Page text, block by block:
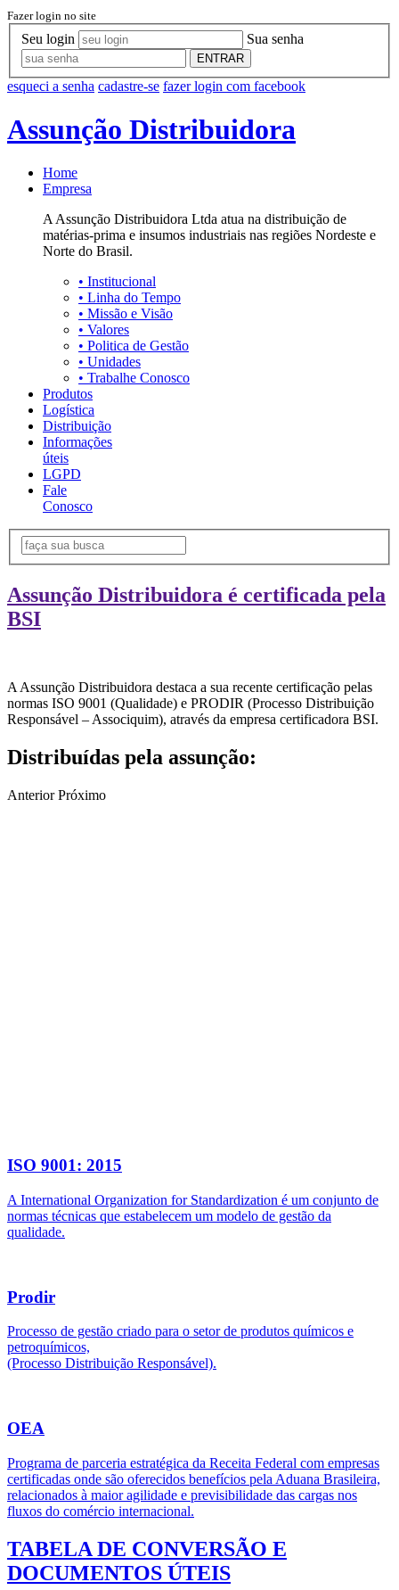
Fazer login no site
Seu login Sua senha
ENTRAR
esqueci a senha cadastre-se fazer login com facebook
Assunção Distribuidora
Home
Empresa
A Assunção Distribuidora Ltda atua na distribuição de
matérias-prima e insumos industriais nas regiões Nordeste e
Norte do Brasil.
• Institucional
• Linha do Tempo
• Missão e Visão
• Valores
• Politica de Gestão
• Unidades
• Trabalhe Conosco
Produtos
Logística
Distribuição
Informações
úteis
LGPD
Fale
Conosco
Assunção Distribuidora é certificada pela
BSI
A Assunção Distribuidora destaca a sua recente certificação pelas
normas ISO 9001 (Qualidade) e PRODIR (Processo Distribuição
Responsável – Associquim), através da empresa certificadora BSI.
Distribuídas pela assunção:
Anterior Próximo
ISO 9001: 2015
A International Organization for Standardization é um conjunto de
normas técnicas que estabelecem um modelo de gestão da
qualidade.
Prodir
Processo de gestão criado para o setor de produtos químicos e
petroquímicos,
(Processo Distribuição Responsável).
OEA
Programa de parceria estratégica da Receita Federal com empresas
certificadas onde são oferecidos benefícios pela Aduana Brasileira,
relacionados à maior agilidade e previsibilidade das cargas nos
fluxos do comércio internacional.
TABELA DE CONVERSÃO E
DOCUMENTOS ÚTEIS